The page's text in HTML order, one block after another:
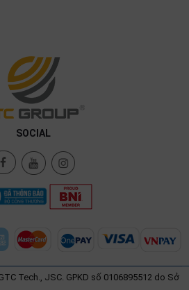
SOCIAL
Tech., JSC. GPKD số 0106895512 do Sở